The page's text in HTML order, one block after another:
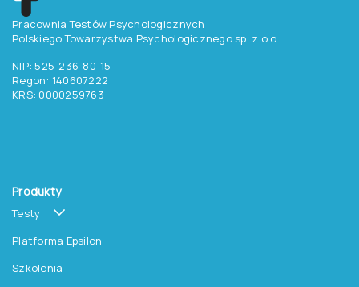
Pracownia Testów Psychologicznych
Polskiego Towarzystwa Psychologicznego sp. z o.o.
NIP: 525-236-80-15
Regon: 140607222
KRS: 0000259763
Produkty
Testy
Platforma Epsilon
Szkolenia